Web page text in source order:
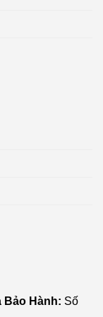
KM-12N
Kosmen KM-
giữa các cạnh
nào.
Bảo Hành: Số